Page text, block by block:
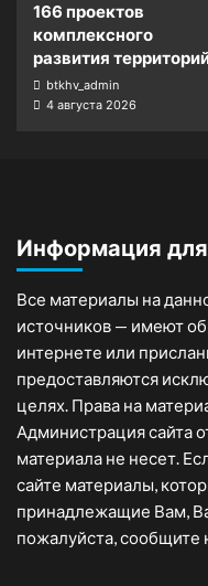
166 проектов
комплексного
развития
btkhv_admin
4 августа 2026
Информация
Все материалы на
источников — имеют
интернете или
предоставляются
целях. Права на
Администрация сайта
материала не несет.
сайте материалы,
принадлежащие Вам,
пожалуйста, сообщите